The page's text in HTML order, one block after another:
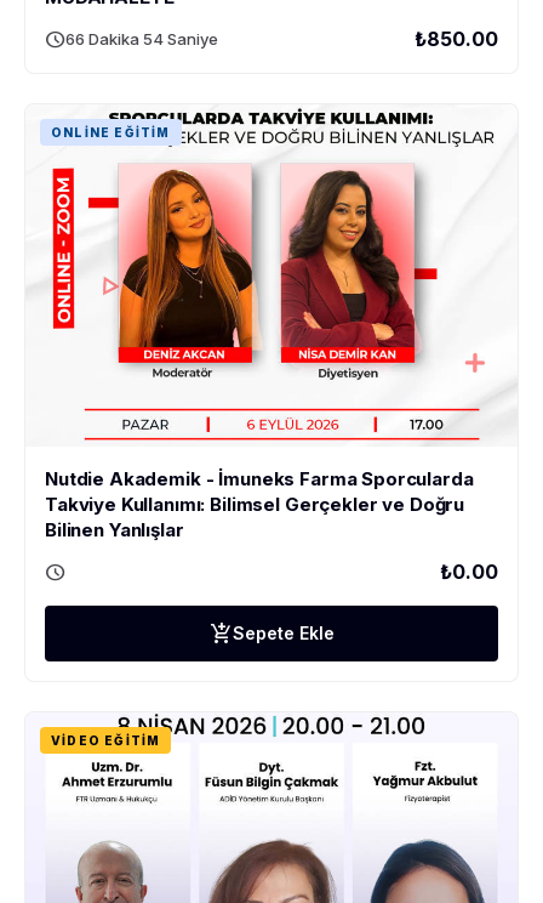
schedule66 Dakika 54 Saniye ₺850.00
ONLINE EĞITIM
Nutdie Akademik - İmuneks Farma Sporcularda
Takviye Kullanımı: Bilimsel Gerçekler ve Doğru
Bilinen Yanlışlar
schedule ₺0.00
add_shopping_cartSepete Ekle
VIDEO EĞITIM